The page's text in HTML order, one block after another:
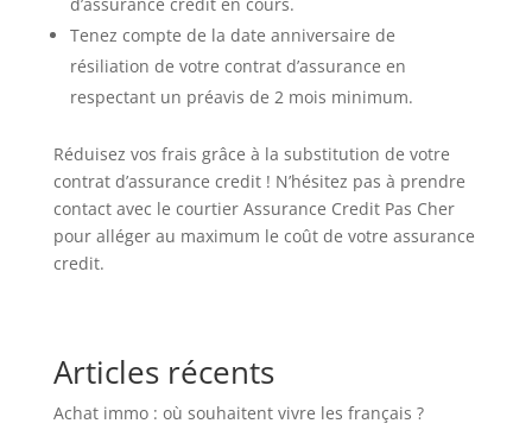
d’assurance credit en cours.
Tenez compte de la date anniversaire de
résiliation de votre contrat d’assurance en
respectant un préavis de 2 mois minimum.
Réduisez vos frais grâce à la substitution de votre
contrat d’assurance credit ! N’hésitez pas à prendre
contact avec le courtier Assurance Credit Pas Cher
pour alléger au maximum le coût de votre assurance
credit.
Articles récents
Achat immo : où souhaitent vivre les français ?